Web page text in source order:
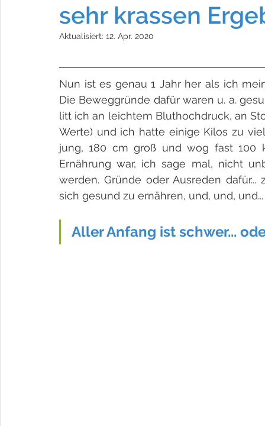
sehr krassen
Aktualisiert: 12. Apr. 2020
Nun ist es genau 1 Jahr her als ich
Die Beweggründe dafür waren u. a.
litt ich an leichtem Bluthochdruck, an
Werte) und ich hatte einige Kilos zu
jung, 180 cm groß und wog fast 100
Ernährung war, ich sage mal, nicht
werden. Gründe oder Ausreden
sich gesund zu ernähren, und, und,
Aller Anfang ist schwer...